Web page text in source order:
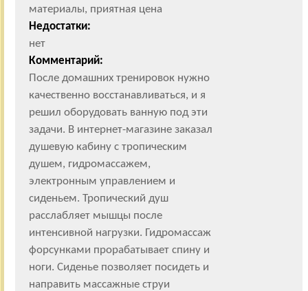
материалы, приятная цена
Недостатки:
нет
Комментарий:
После домашних тренировок нужно
качественно восстанавливаться, и я
решил оборудовать ванную под эти
задачи. В интернет-магазине заказал
душевую кабину с тропическим
душем, гидромассажем,
электронным управлением и
сиденьем. Тропический душ
расслабляет мышцы после
интенсивной нагрузки. Гидромассаж
форсунками прорабатывает спину и
ноги. Сиденье позволяет посидеть и
направить массажные струи